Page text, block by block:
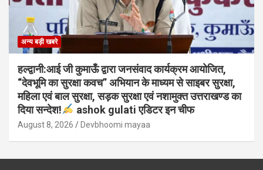
अन्य बड़ी खबरे
हल्द्वानी:आई जी कुमाऊँ द्वारा जनसंवाद कार्यक्रम आयोजित,
“देवभूमि का सुरक्षा कवच” अभियान के माध्यम से साइबर सुरक्षा,
महिला एवं बाल सुरक्षा, सड़क सुरक्षा एवं नशामुक्त उत्तराखण्ड का
दिया सन्देश!
ashok gulati एडिटर इन चीफ
August 8, 2026 Devbhoomi mayaa